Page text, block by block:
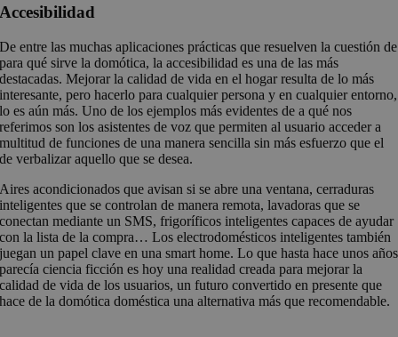
Accesibilidad
De entre las muchas aplicaciones prácticas que resuelven la cuestión de
para qué sirve la domótica, la accesibilidad es una de las más
destacadas. Mejorar la calidad de vida en el hogar resulta de lo más
interesante, pero hacerlo para cualquier persona y en cualquier entorno,
lo es aún más. Uno de los ejemplos más evidentes de a qué nos
referimos son los asistentes de voz que permiten al usuario acceder a
multitud de funciones de una manera sencilla sin más esfuerzo que el
de verbalizar aquello que se desea.
Aires acondicionados que avisan si se abre una ventana, cerraduras
inteligentes que se controlan de manera remota, lavadoras que se
conectan mediante un SMS, frigoríficos inteligentes capaces de ayudar
con la lista de la compra… Los electrodomésticos inteligentes también
juegan un papel clave en una smart home. Lo que hasta hace unos años
parecía ciencia ficción es hoy una realidad creada para mejorar la
calidad de vida de los usuarios, un futuro convertido en presente que
hace de la domótica doméstica una alternativa más que recomendable.